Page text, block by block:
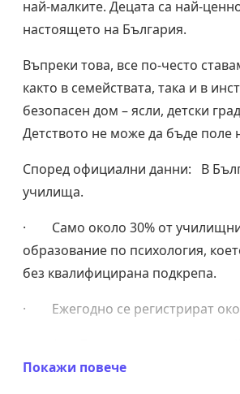
най-малките. Децата са най-
настоящето на България.
Въпреки това, все по-често
както в семействата, така и в
безопасен дом – ясли, детски
Детството не може да бъде поле
Според официални данни: В
училища.
· Само около 30% от
образование по психология,
без квалифицирана подкрепа.
· Ежегодно се регистрират
Покажи повече